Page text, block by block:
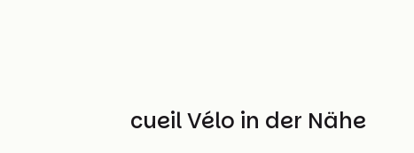
Weitere Accueil Vélo in der Nähe